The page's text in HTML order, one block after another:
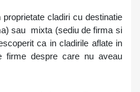
cladiri cu destinatie
a) sau mixta (sediu de firma si
ca in cladirile aflate in
firme despre care nu aveau